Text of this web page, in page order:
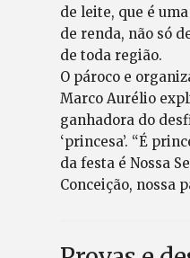
de leite, que é
de renda, não só
de toda região.
O pároco e
Marco Aurélio
ganhadora do
‘princesa’. “É
da festa é Nossa
Conceição, nossa